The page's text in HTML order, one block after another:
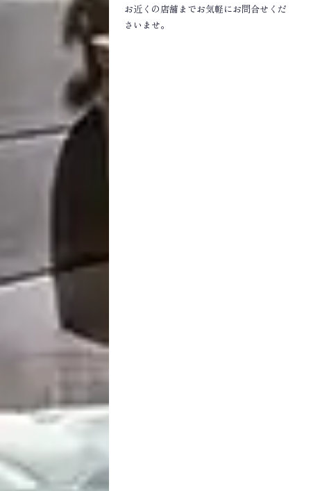
お近くの店舗までお気軽にお問合せくだ
さいませ。